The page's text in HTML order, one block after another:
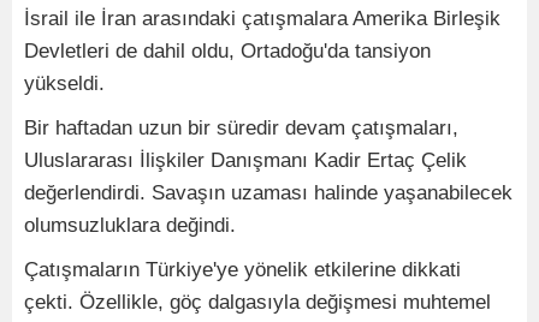
İsrail ile İran arasındaki çatışmalara Amerika Birleşik
Devletleri de dahil oldu, Ortadoğu'da tansiyon
yükseldi.
Bir haftadan uzun bir süredir devam çatışmaları,
Uluslararası İlişkiler Danışmanı Kadir Ertaç Çelik
değerlendirdi. Savaşın uzaması halinde yaşanabilecek
olumsuzluklara değindi.
Çatışmaların Türkiye'ye yönelik etkilerine dikkati
çekti. Özellikle, göç dalgasıyla değişmesi muhtemel